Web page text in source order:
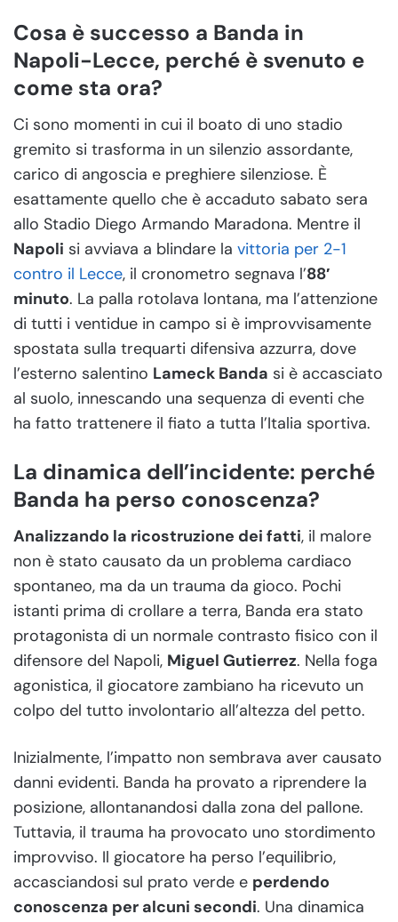
Cosa è successo a Banda in
Napoli-Lecce, perché è svenuto e
come sta ora?
Ci sono momenti in cui il boato di uno stadio
gremito si trasforma in un silenzio assordante,
carico di angoscia e preghiere silenziose. È
esattamente quello che è accaduto sabato sera
allo Stadio Diego Armando Maradona. Mentre il
Napoli si avviava a blindare la vittoria per 2-1
contro il Lecce, il cronometro segnava l’88′
minuto. La palla rotolava lontana, ma l’attenzione
di tutti i ventidue in campo si è improvvisamente
spostata sulla trequarti difensiva azzurra, dove
l’esterno salentino Lameck Banda si è accasciato
al suolo, innescando una sequenza di eventi che
ha fatto trattenere il fiato a tutta l’Italia sportiva.
La dinamica dell’incidente: perché
Banda ha perso conoscenza?
Analizzando la ricostruzione dei fatti, il malore
non è stato causato da un problema cardiaco
spontaneo, ma da un trauma da gioco. Pochi
istanti prima di crollare a terra, Banda era stato
protagonista di un normale contrasto fisico con il
difensore del Napoli, Miguel Gutierrez. Nella foga
agonistica, il giocatore zambiano ha ricevuto un
colpo del tutto involontario all’altezza del petto.
Inizialmente, l’impatto non sembrava aver causato
danni evidenti. Banda ha provato a riprendere la
posizione, allontanandosi dalla zona del pallone.
Tuttavia, il trauma ha provocato uno stordimento
improvviso. Il giocatore ha perso l’equilibrio,
accasciandosi sul prato verde e perdendo
conoscenza per alcuni secondi. Una dinamica